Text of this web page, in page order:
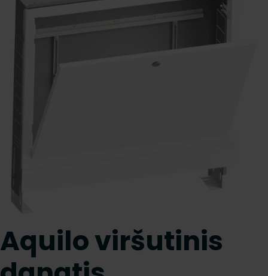
Aquilo viršutinis